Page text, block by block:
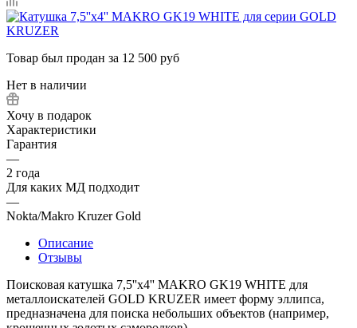
Товар был продан за 12 500 руб
Нет в наличии
Хочу в подарок
Характеристики
Гарантия
—
2 года
Для каких МД подходит
—
Nokta/Makro Kruzer Gold
Описание
Отзывы
Поисковая катушка 7,5''x4'' MAKRO GK19 WHITE для
металлоискателей GOLD KRUZER имеет форму эллипса,
предназначена для поиска небольших объектов (например,